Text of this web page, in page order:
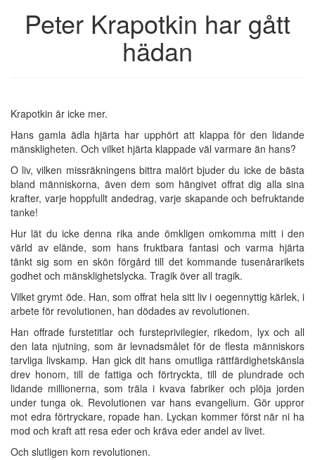
Peter Krapotkin har gått
hädan
Krapotkin är icke mer.
Hans gamla ädla hjärta har upphört att klappa för den lidande
mänskligheten. Och vilket hjärta klappade väl varmare än hans?
O liv, vilken missräkningens bittra malört bjuder du icke de bästa
bland människorna, även dem som hängivet offrat dig alla sina
krafter, varje hoppfullt andedrag, varje skapande och befruktande
tanke!
Hur lät du icke denna rika ande ömkligen omkomma mitt i den
värld av elände, som hans fruktbara fantasi och varma hjärta
tänkt sig som en skön förgård till det kommande tusenårarikets
godhet och mänsklighetslycka. Tragik över all tragik.
Vilket grymt öde. Han, som offrat hela sitt liv i oegennyttig kärlek, i
arbete för revolutionen, han dödades av revolutionen.
Han offrade furstetitlar och fursteprivilegier, rikedom, lyx och all
den lata njutning, som är levnadsmålet för de flesta människors
tarvliga livskamp. Han gick dit hans omutliga rättfärdighetskänsla
drev honom, till de fattiga och förtryckta, till de plundrade och
lidande millionerna, som träla i kvava fabriker och plöja jorden
under tunga ok. Revolutionen var hans evangelium. Gör uppror
mot edra förtryckare, ropade han. Lyckan kommer först när ni ha
mod och kraft att resa eder och kräva eder andel av livet.
Och slutligen kom revolutionen.